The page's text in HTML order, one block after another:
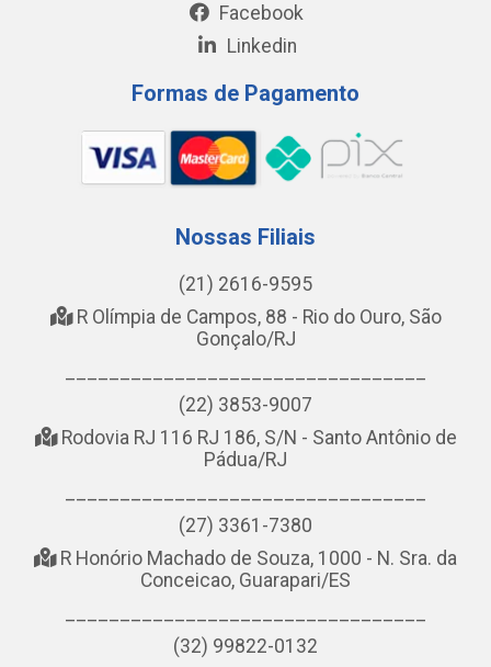
Facebook
Linkedin
Formas de Pagamento
Nossas Filiais
(21) 2616-9595
R Olímpia de Campos, 88 - Rio do Ouro, São
Gonçalo/RJ
(22) 3853-9007
Rodovia RJ 116 RJ 186, S/N - Santo Antônio de
Pádua/RJ
(27) 3361-7380
R Honório Machado de Souza, 1000 - N. Sra. da
Conceicao, Guarapari/ES
(32) 99822-0132